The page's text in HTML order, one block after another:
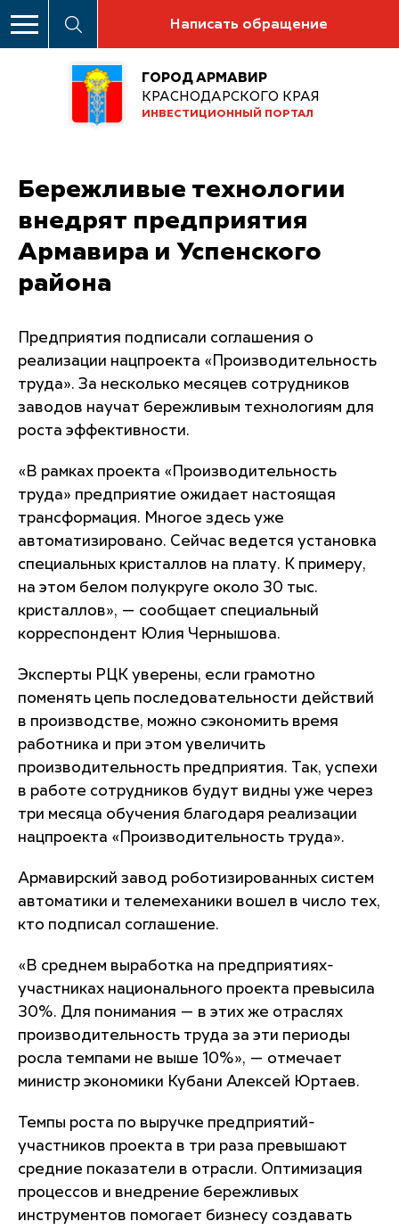
Написать обращение
ГОРОД АРМАВИР
КРАСНОДАРСКОГО КРАЯ
ИНВЕСТИЦИОННЫЙ ПОРТАЛ
Бережливые технологии
внедрят предприятия
Армавира и Успенского
района
Предприятия подписали соглашения о
реализации нацпроекта «Производительность
труда». За несколько месяцев сотрудников
заводов научат бережливым технологиям для
роста эффективности.
«В рамках проекта «Производительность
труда» предприятие ожидает настоящая
трансформация. Многое здесь уже
автоматизировано. Сейчас ведется установка
специальных кристаллов на плату. К примеру,
на этом белом полукруге около 30 тыс.
кристаллов», — сообщает специальный
корреспондент Юлия Чернышова.
Эксперты РЦК уверены, если грамотно
поменять цепь последовательности действий
в производстве, можно сэкономить время
работника и при этом увеличить
производительность предприятия. Так, успехи
в работе сотрудников будут видны уже через
три месяца обучения благодаря реализации
нацпроекта «Производительность труда».
Армавирский завод роботизированных систем
автоматики и телемеханики вошел в число тех,
кто подписал соглашение.
«В среднем выработка на предприятиях-
участниках национального проекта превысила
30%. Для понимания — в этих же отраслях
производительность труда за эти периоды
росла темпами не выше 10%», — отмечает
министр экономики Кубани Алексей Юртаев.
Темпы роста по выручке предприятий-
участников проекта в три раза превышают
средние показатели в отрасли. Оптимизация
процессов и внедрение бережливых
инструментов помогает бизнесу создавать